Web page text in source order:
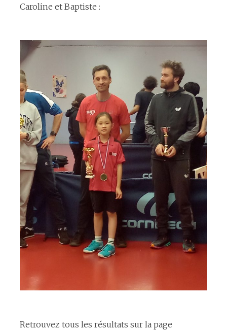
Caroline et Baptiste :
Retrouvez tous les résultats sur la page